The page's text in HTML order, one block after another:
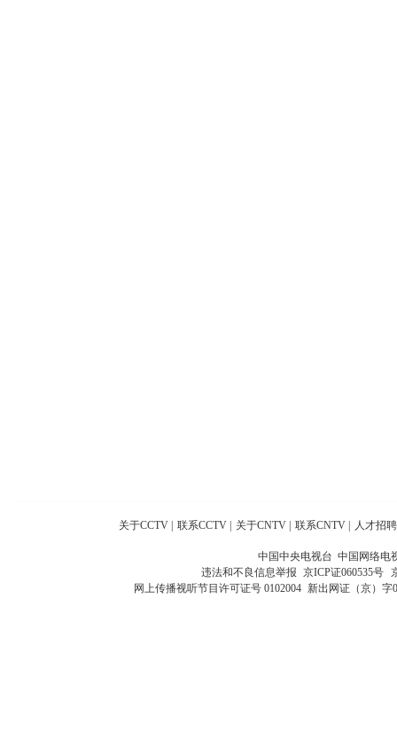
关于CCTV 联系CCTV 关于CNTV 联系CNTV 人才招聘
中国中央电视台 中国网络电
违法和不良信息举报 京ICP证060535号
网上传播视听节目许可证号 0102004 新出网证（京）